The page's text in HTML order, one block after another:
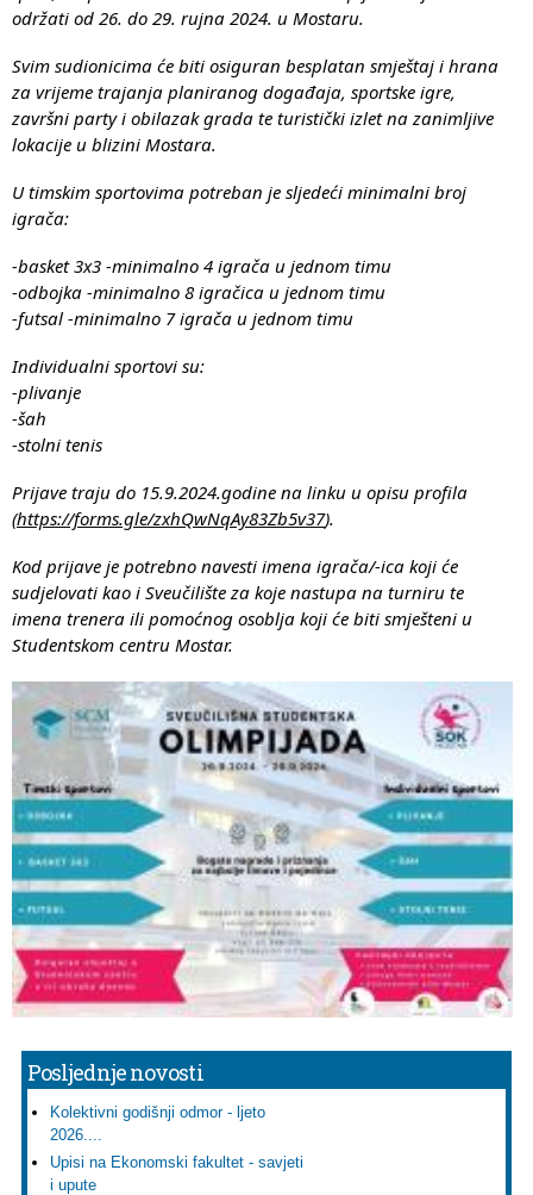
održati od 26. do 29. rujna 2024. u Mostaru.
Svim sudionicima će biti osiguran besplatan smještaj i hrana
za vrijeme trajanja planiranog događaja, sportske igre,
završni party i obilazak grada te turistički izlet na zanimljive
lokacije u blizini Mostara.
U timskim sportovima potreban je sljedeći minimalni broj
igrača:
-basket 3x3 -minimalno 4 igrača u jednom timu
-odbojka -minimalno 8 igračica u jednom timu
-futsal -minimalno 7 igrača u jednom timu
Individualni sportovi su:
-plivanje
-šah
-stolni tenis
Prijave traju do 15.9.2024.godine na linku u opisu profila
(https://forms.gle/zxhQwNqAy83Zb5v37).
Kod prijave je potrebno navesti imena igrača/-ica koji će
sudjelovati kao i Sveučilište za koje nastupa na turniru te
imena trenera ili pomoćnog osoblja koji će biti smješteni u
Studentskom centru Mostar.
Posljednje novosti
Kolektivni godišnji odmor - ljeto
2026....
Upisi na Ekonomski fakultet - savjeti
i upute